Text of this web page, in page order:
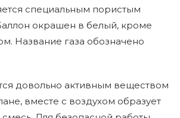
специальным пористым
окрашен в белый, кроме
Название газа обозначено
довольно активным веществом
вместе с воздухом образует